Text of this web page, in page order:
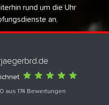
rund um die Uhr
an.
aus 174 Bewertungen